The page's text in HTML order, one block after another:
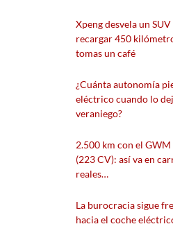
Xpeng desvela un
recargar 450
tomas un café
¿Cuánta autonomía
eléctrico cuando lo
veraniego?
2.500 km con el
(223 CV): así va en
reales…
La burocracia sigue
hacia el coche